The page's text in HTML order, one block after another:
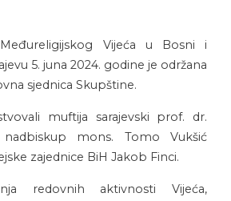
Vijećа u Bosni i
5. juna 2024. godine je održana
sjednicа Skupštine.
muftija sarajevski prof. dr.
nadbiskup mons. Tomo Vukšić
zajednice BiH Jаkob Finci.
redovnih aktivnosti Vijeća,